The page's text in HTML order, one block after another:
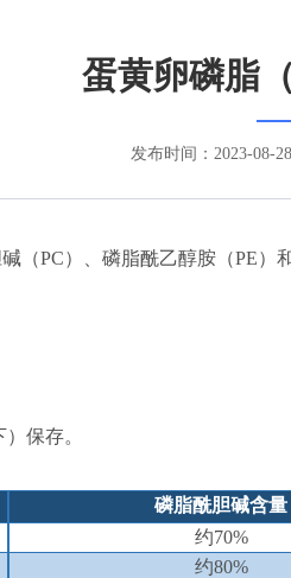
蛋黄卵磷脂
发布时间：2023-08-28
（PC）、磷脂酰乙醇胺（PE）
保存。
磷脂酰胆碱含量
约70%
约80%